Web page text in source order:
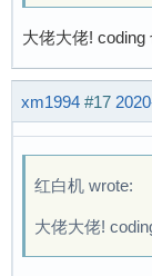
大佬大佬! coding
xm1994 #17
红白机 wrote:
大佬大佬!